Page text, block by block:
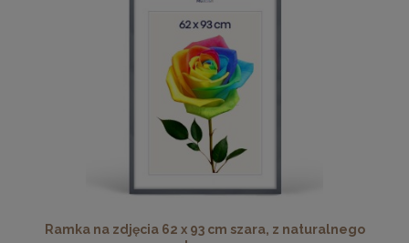
Ramka na zdjęcia 62 x 93 cm szara, z naturalnego